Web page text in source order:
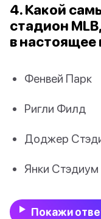
4. Какой
стадион
в настоящее
Фенвей Парк
Ригли Филд
Доджер
Янки Стэдиум
Покажи